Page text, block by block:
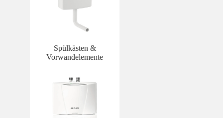
Spülkästen &
Vorwandelemente